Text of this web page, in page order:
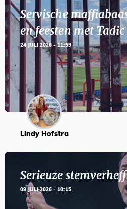
Servische
en feesten met Tadic
24 JULI 2026 - 11:59
Lindy Hofstra
Serieuze
09 JULI 2026 - 10:15